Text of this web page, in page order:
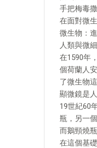
手把梅毒
在面對微
微生物：
人類與微
在1590年
個荷蘭人
了微生物
顯微鏡是
19世紀60
瓶，另一
而鵝頸燒
在這個基